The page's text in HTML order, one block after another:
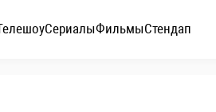
СериалыФильмыСтендап